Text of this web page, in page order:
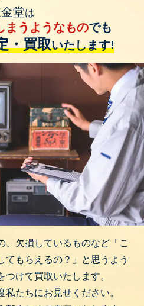
堂は
まうようなものでも
・買取いたします!
、欠損しているものなど「こ
てもらえるの？」と思うよう
けて買取いたします。
たちにお見せください。